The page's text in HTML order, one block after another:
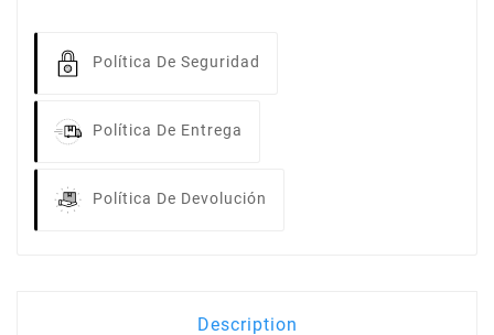
Política De Seguridad
Política De Entrega
Política De Devolución
Description